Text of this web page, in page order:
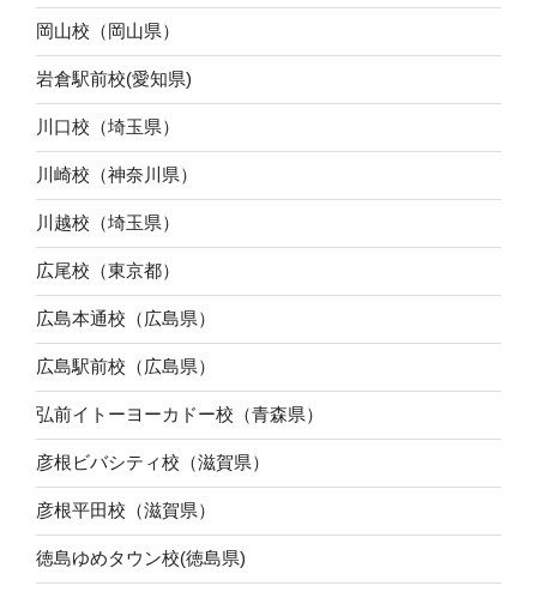
岡山校（岡山県）
岩倉駅前校(愛知県)
川口校（埼玉県）
川崎校（神奈川県）
川越校（埼玉県）
広尾校（東京都）
広島本通校（広島県）
広島駅前校（広島県）
弘前イトーヨーカドー校（青森県）
彦根ビバシティ校（滋賀県）
彦根平田校（滋賀県）
徳島ゆめタウン校(徳島県)